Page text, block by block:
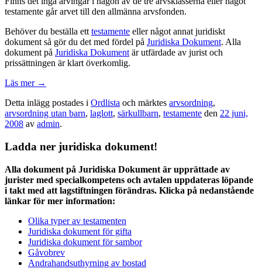
testamente går arvet till den allmänna arvsfonden.
Behöver du beställa ett testamente eller något annat juridiskt
dokument så gör du det med fördel på Juridiska Dokument. Alla
dokument på Juridiska Dokument är utfärdade av jurist och
prissättningen är klart överkomlig.
Läs mer →
Detta inlägg postades i Ordlista och märktes arvsordning,
arvsordning utan barn, laglott, särkullbarn, testamente den 22 juni,
2008 av admin.
Ladda ner juridiska dokument!
Alla dokument på Juridiska Dokument är upprättade av
jurister med specialkompetens och avtalen uppdateras löpande
i takt med att lagstiftningen förändras. Klicka på nedanstående
länkar för mer information:
Olika typer av testamenten
Juridiska dokument för gifta
Juridiska dokument för sambor
Gåvobrev
Andrahandsuthyrning av bostad